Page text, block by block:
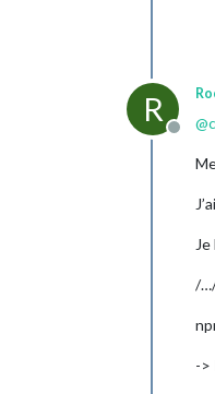
R
Offline
@
/
->